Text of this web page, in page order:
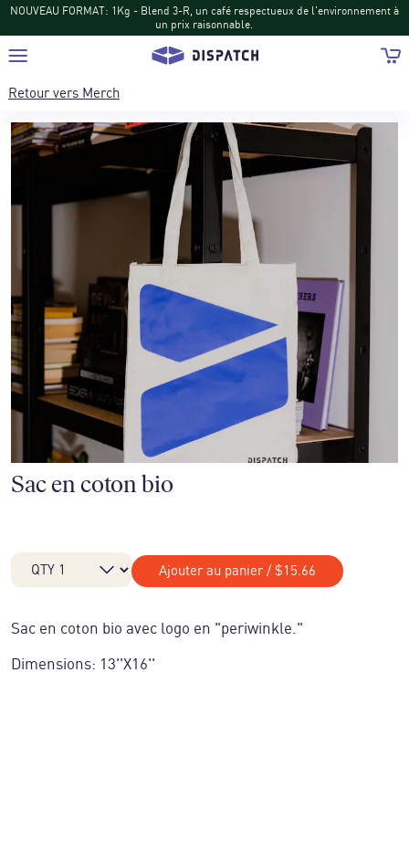
NOUVEAU FORMAT: 1Kg - Blend 3-R, un café respectueux de l'environnement à
un prix raisonnable.
Retour vers Merch
Sac en coton bio
Ajouter au panier/ $15.66
Sac en coton bio avec logo en "periwinkle."
Dimensions: 13''X16''